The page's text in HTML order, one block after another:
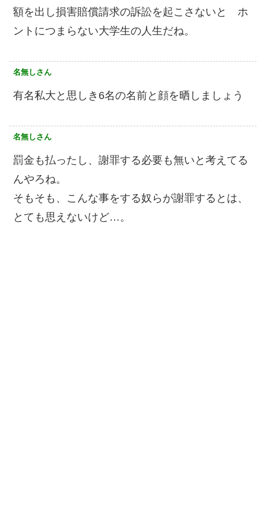
額を出し損害賠償請求の訴訟を起こさないと ホ
ントにつまらない大学生の人生だね。
名無しさん
有名私大と思しき6名の名前と顔を晒しましょう
名無しさん
罰金も払ったし、謝罪する必要も無いと考えてる
んやろね。
そもそも、こんな事をする奴らが謝罪するとは、
とても思えないけど…。